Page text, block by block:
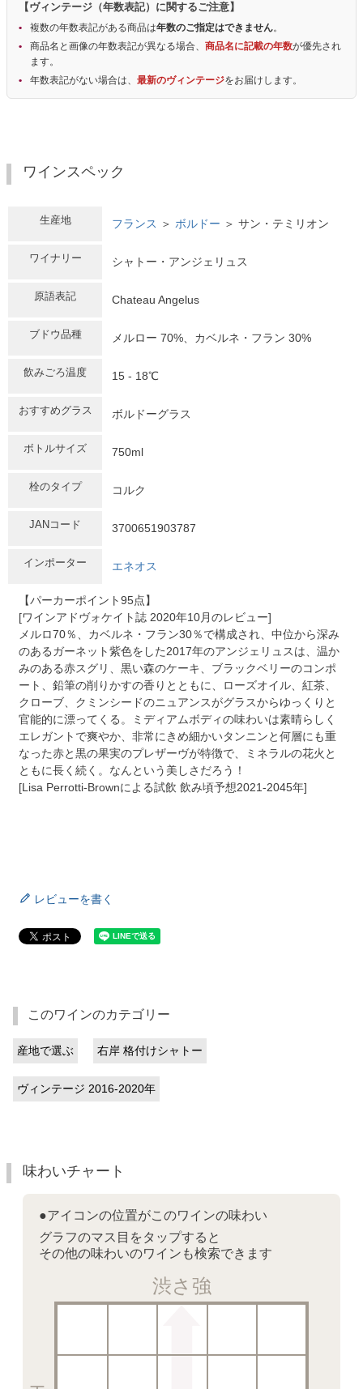
【ヴィンテージ（年数表記）に関するご注意】
複数の年数表記がある商品は年数のご指定はできません。
商品名と画像の年数表記が異なる場合、 商品名に記載の年数が優先され
ます。
年数表記がない場合は、 最新のヴィンテージをお届けします。
ワインスペック
生産地 フランス ＞ ボルドー ＞ サン・テミリオン
ワイナリー シャトー・アンジェリュス
原語表記 Chateau Angelus
ブドウ品種 メルロー 70%、カベルネ・フラン 30%
飲みごろ温度 15 - 18℃
おすすめグラス ボルドーグラス
ボトルサイズ 750ml
栓のタイプ コルク
JANコード 3700651903787
インポーター エネオス
【パーカーポイント95点】
[ワインアドヴォケイト誌 2020年10月のレビュー]
メルロ70％、カベルネ・フラン30％で構成され、中位から深み
のあるガーネット紫色をした2017年のアンジェリュスは、温か
みのある赤スグリ、黒い森のケーキ、ブラックベリーのコンポ
ート、鉛筆の削りかすの香りとともに、ローズオイル、紅茶、
クローブ、クミンシードのニュアンスがグラスからゆっくりと
官能的に漂ってくる。ミディアムボディの味わいは素晴らしく
エレガントで爽やか、非常にきめ細かいタンニンと何層にも重
なった赤と黒の果実のプレザーヴが特徴で、ミネラルの花火と
ともに長く続く。なんという美しさだろう！
[Lisa Perrotti-Brownによる試飲 飲み頃予想2021-2045年]
レビューを書く
このワインのカテゴリー
産地で選ぶ 右岸 格付けシャトー
ヴィンテージ 2016-2020年
味わいチャート
●アイコンの位置がこのワインの味わい
グラフのマス目をタップすると
その他の味わいのワインも検索できます
渋さ強